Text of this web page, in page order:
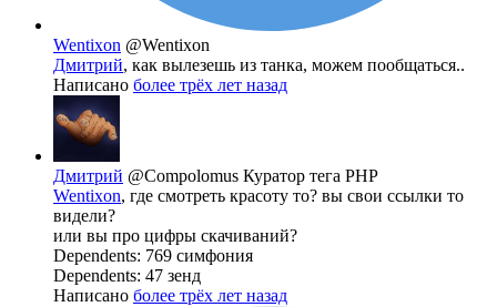
Wentixon @Wentixon
Дмитрий, как вылезешь из танка, можем пообщаться..
Написано более трёх лет назад
Дмитрий @Compolomus Куратор тега PHP
Wentixon, где смотреть красоту то? вы свои ссылки то
видели?
или вы про цифры скачиваний?
Dependents: 769 симфония
Dependents: 47 зенд
Написано более трёх лет назад